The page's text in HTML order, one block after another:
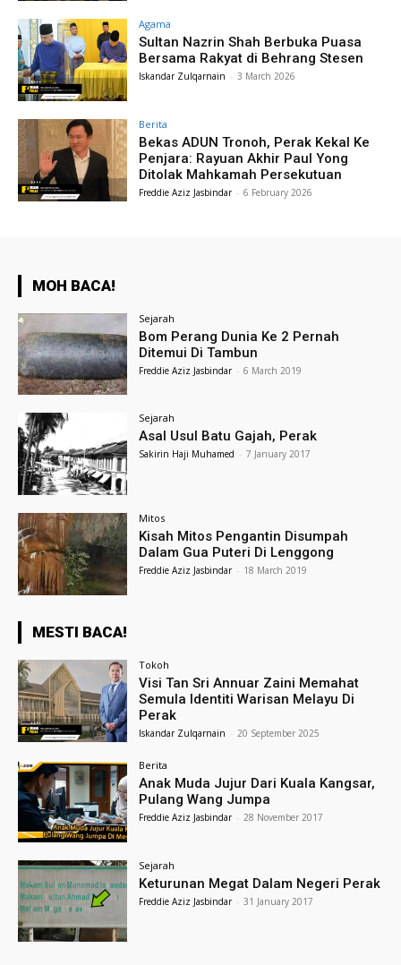
Agama
Sultan Nazrin Shah Berbuka Puasa
Bersama Rakyat di Behrang Stesen
Iskandar Zulqarnain - 3 March 2026
Berita
Bekas ADUN Tronoh, Perak Kekal Ke
Penjara: Rayuan Akhir Paul Yong
Ditolak Mahkamah Persekutuan
Freddie Aziz Jasbindar - 6 February 2026
MOH BACA!
Sejarah
Bom Perang Dunia Ke 2 Pernah
Ditemui Di Tambun
Freddie Aziz Jasbindar - 6 March 2019
Sejarah
Asal Usul Batu Gajah, Perak
Sakirin Haji Muhamed - 7 January 2017
Mitos
Kisah Mitos Pengantin Disumpah
Dalam Gua Puteri Di Lenggong
Freddie Aziz Jasbindar - 18 March 2019
MESTI BACA!
Tokoh
Visi Tan Sri Annuar Zaini Memahat
Semula Identiti Warisan Melayu Di
Perak
Iskandar Zulqarnain - 20 September 2025
Berita
Anak Muda Jujur Dari Kuala Kangsar,
Pulang Wang Jumpa
Freddie Aziz Jasbindar - 28 November 2017
Sejarah
Keturunan Megat Dalam Negeri Perak
Freddie Aziz Jasbindar - 31 January 2017